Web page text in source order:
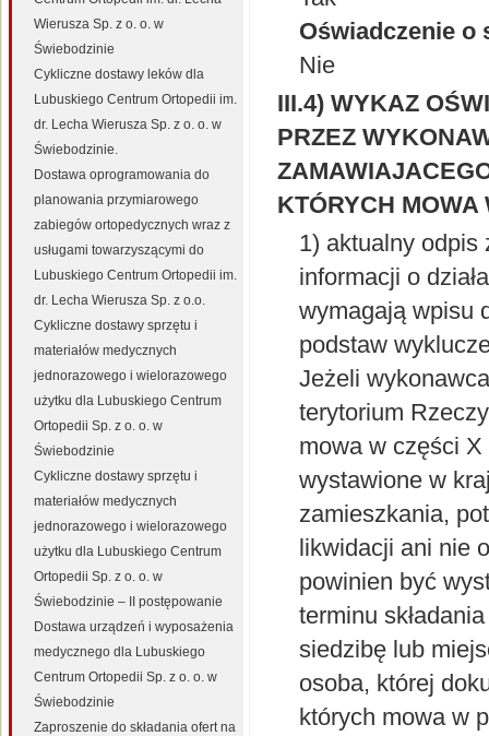
Oświadczenie o
Nie
III.4) WYKAZ
PRZEZ
KTÓRYCH MOWA
1) aktualny odpis
informacji o
wymagają wpisu
podstaw
Jeżeli
terytorium
mowa w części X
wystawione w
zamieszkania,
likwidacji ani nie
powinien być
terminu
siedzibę lub
osoba, której
których mowa w
Wierusza Sp. z o. o. w
Świebodzinie
Cykliczne dostawy leków dla
Lubuskiego Centrum Ortopedii im.
dr. Lecha Wierusza Sp. z o. o. w
Świebodzinie.
Dostawa oprogramowania do
planowania przymiarowego
zabiegów ortopedycznych wraz z
usługami towarzyszącymi do
Lubuskiego Centrum Ortopedii im.
dr. Lecha Wierusza Sp. z o.o.
Cykliczne dostawy sprzętu i
materiałów medycznych
jednorazowego i wielorazowego
użytku dla Lubuskiego Centrum
Ortopedii Sp. z o. o. w
Świebodzinie
Cykliczne dostawy sprzętu i
materiałów medycznych
jednorazowego i wielorazowego
użytku dla Lubuskiego Centrum
Ortopedii Sp. z o. o. w
Świebodzinie – II postępowanie
Dostawa urządzeń i wyposażenia
medycznego dla Lubuskiego
Centrum Ortopedii Sp. z o. o. w
Świebodzinie
Zaproszenie do składania ofert na